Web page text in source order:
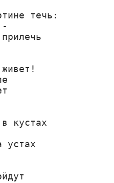
течь:
кустах
устах